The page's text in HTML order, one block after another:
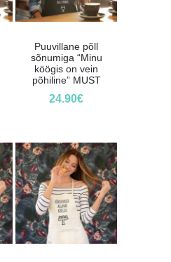
Puuvillane põll
sõnumiga “Minu
köögis on vein
põhiline” MUST
24.90€